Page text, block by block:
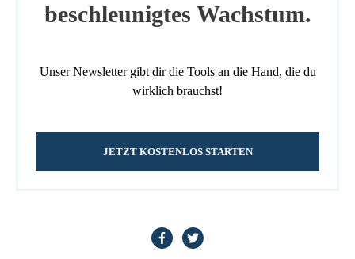
beschleunigtes Wachstum.
Unser Newsletter gibt dir die Tools an die Hand, die du
wirklich brauchst!
JETZT KOSTENLOS STARTEN